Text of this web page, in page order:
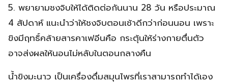
5. พยายามชงจิบให้ได้ติดต่อกันนาน 28 วัน หรือประมาณ
4 สัปดาห์ แนะนำว่าให้ชงจิบตอนเช้าดีกว่าก่อนนอน เพราะ
ขิงมีฤทธิ์คล้ายสารคาเฟอีนคือ กระตุ้นให้ร่างกายตื่นตัว
อาจส่งผลให้นอนไม่หลับในตอนกลางคืน
น้ำขิงมะนาว เป็นเครื่องดื่มสมุนไพรที่เราสามารถทำได้เอง